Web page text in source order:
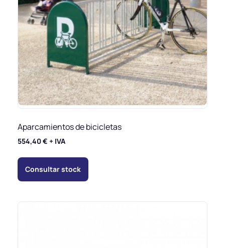
Aparcamientos de bicicletas
554,40€ + IVA
Consultar stock